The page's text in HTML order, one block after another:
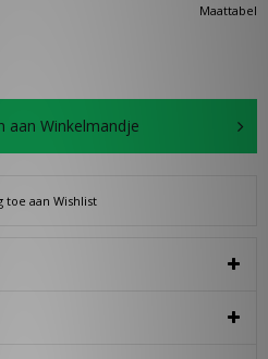
Maattabel
aan Winkelmandje
toe aan Wishlist